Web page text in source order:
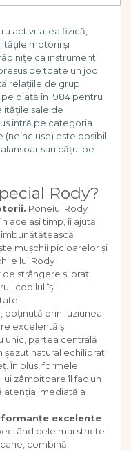
activitatea fizică,
motorii și
ca instrument
de toate un joc
relațiile de grup.
piață în 1984 pentru
sale de
intră pe categoria
este posibil
sau cățul pe
Rody?
Poneiul Rody
același timp, îi ajută
îmbunătățească
mușchii picioarelor și
lui Rody
strângere și braț.
copilul își
obținută prin fuziunea
excelentă și
unic, partea centrală
natural echilibrat
În plus, formele
zâmbitoare îl fac un
atenția imediată a
excelente
cele mai stricte
combină